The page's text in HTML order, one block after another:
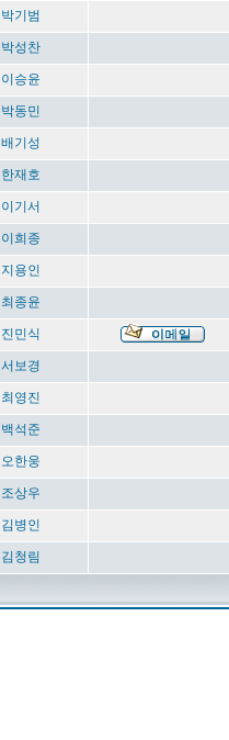
박기범
박성찬
이승윤
박동민
배기성
한재호
이기서
이희종
지용인
최종윤
진민식
서보경
최영진
백석준
오한웅
조상우
김병인
김청림